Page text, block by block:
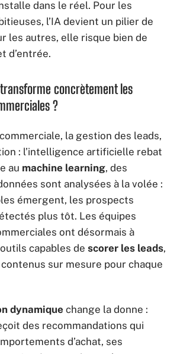
dans le réel. Pour les
l’IA devient un pilier de
les autres, elle risque bien de
d’entrée.
transforme concrètement les
?
la gestion des leads,
: l’intelligence artificielle rebat
au machine learning, des
sont analysées à la volée :
émergent, les prospects
plus tôt. Les équipes
ont désormais à
capables de scorer les leads,
sur mesure pour chaque
dynamique change la donne :
des recommandations qui
d’achat, ses